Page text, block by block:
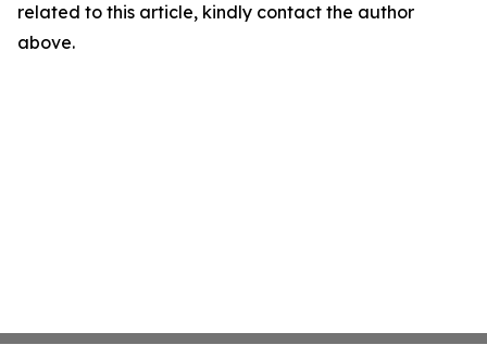
related to this article, kindly contact the author
above.